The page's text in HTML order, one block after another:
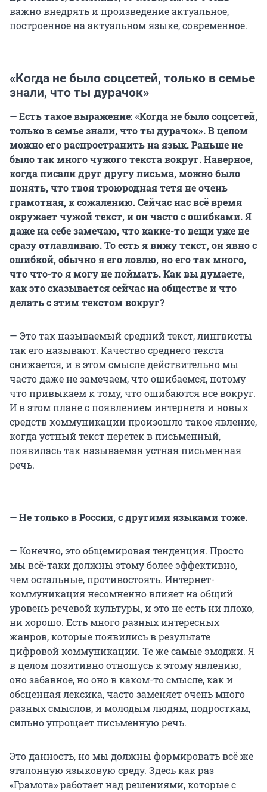
важно внедрять и произведение актуальное,
построенное на актуальном языке, современное.
«Когда не было соцсетей, только в семье
знали, что ты дурачок»
— Есть такое выражение: «Когда не было соцсетей,
только в семье знали, что ты дурачок». В целом
можно его распространить на язык. Раньше не
было так много чужого текста вокруг. Наверное,
когда писали друг другу письма, можно было
понять, что твоя троюродная тетя не очень
грамотная, к сожалению. Сейчас нас всё время
окружает чужой текст, и он часто с ошибками. Я
даже на себе замечаю, что какие-то вещи уже не
сразу отлавливаю. То есть я вижу текст, он явно с
ошибкой, обычно я его ловлю, но его так много,
что что-то я могу не поймать. Как вы думаете,
как это сказывается сейчас на обществе и что
делать с этим текстом вокруг?
— Это так называемый средний текст, лингвисты
так его называют. Качество среднего текста
снижается, и в этом смысле действительно мы
часто даже не замечаем, что ошибаемся, потому
что привыкаем к тому, что ошибаются все вокруг.
И в этом плане с появлением интернета и новых
средств коммуникации произошло такое явление,
когда устный текст перетек в письменный,
появилась так называемая устная письменная
речь.
— Не только в России, с другими языками тоже.
— Конечно, это общемировая тенденция. Просто
мы всё-таки должны этому более эффективно,
чем остальные, противостоять. Интернет-
коммуникация несомненно влияет на общий
уровень речевой культуры, и это не есть ни плохо,
ни хорошо. Есть много разных интересных
жанров, которые появились в результате
цифровой коммуникации. Те же самые эмоджи. Я
в целом позитивно отношусь к этому явлению,
оно забавное, но оно в каком-то смысле, как и
обсценная лексика, часто заменяет очень много
разных смыслов, и молодым людям, подросткам,
сильно упрощает письменную речь.
Это данность, но мы должны формировать всё же
эталонную языковую среду. Здесь как раз
«Грамота» работает над решениями, которые с